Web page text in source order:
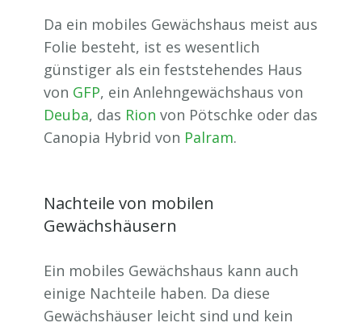
Da ein mobiles Gewächshaus meist aus
Folie besteht, ist es wesentlich
günstiger als ein feststehendes Haus
von GFP, ein Anlehngewächshaus von
Deuba, das Rion von Pötschke oder das
Canopia Hybrid von Palram.
Nachteile von mobilen
Gewächshäusern
Ein mobiles Gewächshaus kann auch
einige Nachteile haben. Da diese
Gewächshäuser leicht sind und kein